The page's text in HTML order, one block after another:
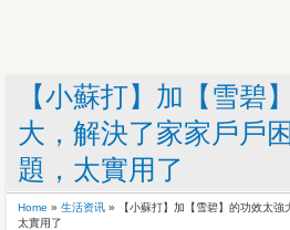
【小蘇打】加【雪碧
大，解決了家家戶戶
題，太實用了
Home » 生活资讯 »
【小蘇打】加【雪碧】的功效太
太實用了